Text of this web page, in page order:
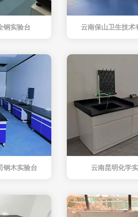
钢实验台 云南保山卫生技术
钢木实验台 云南昆明化学